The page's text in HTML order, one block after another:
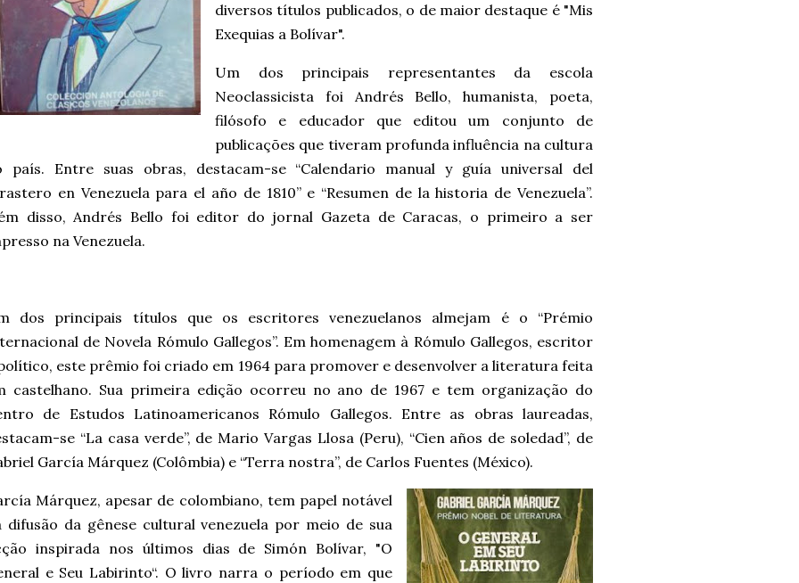
diversos títulos publicados, o de maior destaque é "Mis
Exequias a Bolívar".
Um dos principais representantes da escola
Neoclassicista foi Andrés Bello, humanista, poeta,
filósofo e educador que editou um conjunto de
publicações que tiveram profunda influência na cultura
país. Entre suas obras, destacam-se “Calendario manual y guía universal del
en Venezuela para el año de 1810” e “Resumen de la historia de Venezuela”.
disso, Andrés Bello foi editor do jornal Gazeta de Caracas, o primeiro a ser
na Venezuela.
dos principais títulos que os escritores venezuelanos almejam é o “Prémio
de Novela Rómulo Gallegos”. Em homenagem à Rómulo Gallegos, escritor
este prêmio foi criado em 1964 para promover e desenvolver a literatura feita
castelhano. Sua primeira edição ocorreu no ano de 1967 e tem organização do
de Estudos Latinoamericanos Rómulo Gallegos. Entre as obras laureadas,
se “La casa verde”, de Mario Vargas Llosa (Peru), “Cien años de soledad”, de
García Márquez (Colômbia) e “Terra nostra”, de Carlos Fuentes (México).
Márquez, apesar de colombiano, tem papel notável
difusão da gênese cultural venezuela por meio de sua
inspirada nos últimos dias de Simón Bolívar, "O
e Seu Labirinto“. O livro narra o período em que